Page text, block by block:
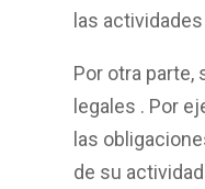
las
Por otra parte,
legales . Por
las
de su